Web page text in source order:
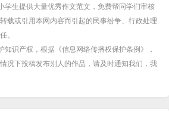
学生提供大量优秀作文范文，免费帮同学们审核
载或引用本网内容而引起的民事纷争、行政处理
。
识产权，根据《信息网络传播权保护条例》，
况下投稿发布别人的作品，请及时通知我们，我